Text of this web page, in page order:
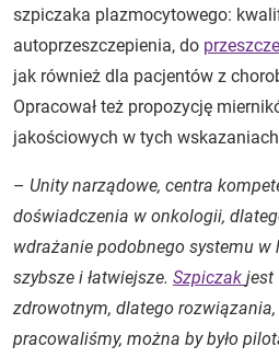
szpiczaka plazmocytowego:
autoprzeszczepienia, do
jak również dla pacjentów z
Opracował też propozycję
jakościowych w tych
– Unity narządowe, centra
doświadczenia w onkologii,
wdrażanie podobnego systemu
szybsze i łatwiejsze. Szpiczak jest
zdrowotnym, dlatego
pracowaliśmy, można by było